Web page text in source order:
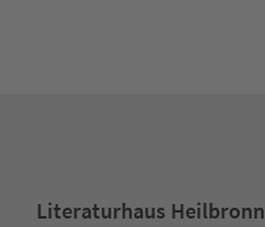
Literaturhaus Heilbronn